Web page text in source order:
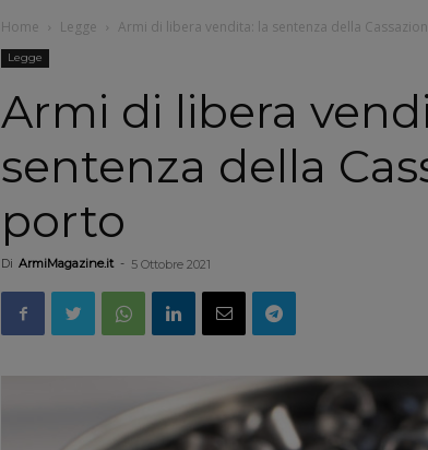
Home Legge Armi di libera vendita: la sentenza della
Legge
Armi di libera
sentenza della
porto
Di ArmiMagazine.it - 5 Ottobre 2021